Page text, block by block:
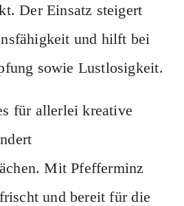
Der Einsatz steigert
und hilft bei
sowie Lustlosigkeit.
für allerlei kreative
Mit Pfefferminz
und bereit für die